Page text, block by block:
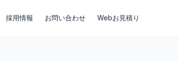
採用情報 お問い合わせ Webお見積り